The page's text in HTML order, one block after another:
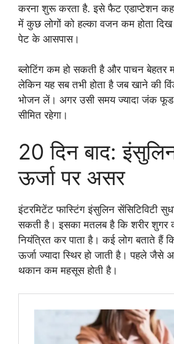
करना शुरू करता है. इसे फैट एडाप्टेशन
में कुछ लोगों को हल्का वजन कम होता
पेट के आसपास।
ब्लोटिंग कम हो सकती है और पाचन बेहतर
लेकिन यह सब तभी होता है जब खाने की
भोजन लें। अगर उसी समय ज्यादा जंक फूड
सीमित रहेगा।
20 दिन बाद:
ऊर्जा पर असर
इंटरमिटेंट फास्टिंग इंसुलिन सेंसिटिविटी
सकती है। इसका मतलब है कि शरीर शुगर
नियंत्रित कर पाता है। कई लोग बताते हैं
ऊर्जा ज्यादा स्थिर हो जाती है। पहले
थकान कम महसूस होती है।